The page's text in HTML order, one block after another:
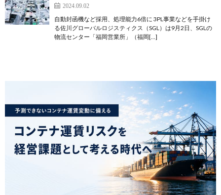
2024.09.02
自動封函機など採用、処理能力6倍に 3PL事業などを手掛け
る佐川グローバルロジスティクス（SGL）は9月2日、SGLの
物流センター「福岡営業所」（福岡[…]